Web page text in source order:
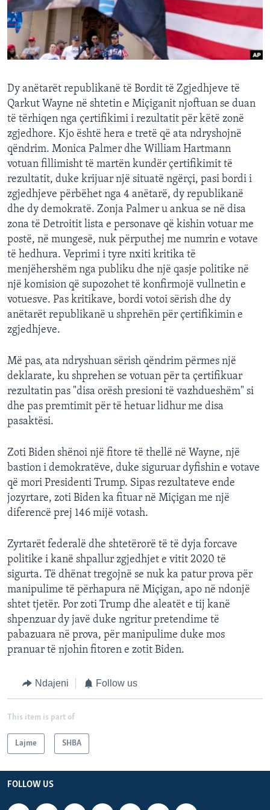
INTERVISTA
DITARI
Dy anëtarët republikanë të Bordit të Zgjedhjeve të
Qarkut Wayne në shtetin e Miçiganit njoftuan se duan
të tërhiqen nga çertifikimi i rezultatit për këtë zonë
zgjedhore. Kjo është hera e tretë që ata ndryshojnë
qëndrim. Monica Palmer dhe William Hartmann
votuan fillimisht të martën kundër çertifikimit të
rezultatit, duke krijuar një situatë ngërçi, pasi bordi i
zgjedhjeve përbëhet nga 4 anëtarë, dy republikanë
dhe dy demokratë. Zonja Palmer u ankua se në disa
zona të Detroitit lista e personave që kishin votuar me
postë, në mungesë, nuk përputhej me numrin e votave
të hedhura. Veprimi i tyre nxiti kritika të
menjëhershëm nga publiku dhe një qasje politike në
një komision që supozohet të konfirmojë vullnetin e
votuesve. Pas kritikave, bordi votoi sërish dhe dy
anëtarët republikanë u shprehën për çertifikimin e
zgjedhjeve.
Më pas, ata ndryshuan sërish qëndrim përmes një
deklarate, ku shprehen se votuan për ta çertifikuar
rezultatin pas "disa orësh presioni të vazhdueshëm" si
dhe pas premtimit për të hetuar lidhur me disa
pasaktësi.
Zoti Biden shënoi një fitore të thellë në Wayne, një
bastion i demokratëve, duke siguruar dyfishin e votave
që mori Presidenti Trump. Sipas rezultateve ende
jozyrtare, zoti Biden ka fituar në Miçigan me një
diferencë prej 146 mijë votash.
Zyrtarët federalë dhe shtetërorë të të dyja forcave
politike i kanë shpallur zgjedhjet e vitit 2020 të
sigurta. Të dhënat tregojnë se nuk ka patur prova për
manipulime të përhapura në Miçigan, apo në ndonjë
shtet tjetër. Por zoti Trump dhe aleatët e tij kanë
shpenzuar dy javë duke ngritur pretendime të
pabazuara në prova, për manipulime duke mos
pranuar të njohin fitoren e zotit Biden.
Ndajeni Follow us
This item is part of
Lajme SHBA
FOLLOW US